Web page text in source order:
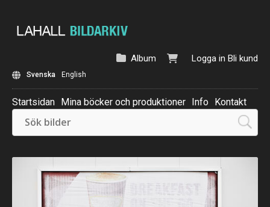
Logga in Bli kund
Album
Svenska English
Startsidan Mina böcker och produktioner Info Kontakt
Beställ: Kalender 2025